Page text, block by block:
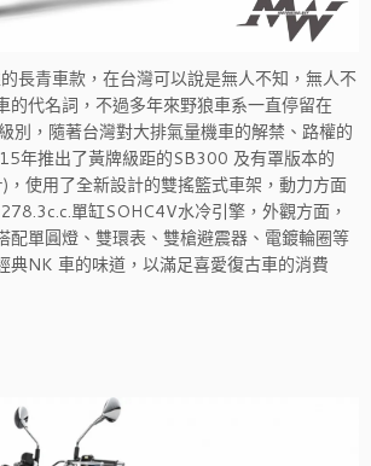
長青車款，在台灣可以說是無人不知，無人不
的代名詞，不過多年來野狼車系一直停留在
別，隨著台灣對大排氣量機車的解禁、路權的
年推出了黃牌級距的SB300 及有罩版本的
使用了全新設計的雙搖籃式車架，動力方面
單缸SOHC4V水冷引擎，外觀方面，
配單圓燈、雙環表、雙槍避震器、電鍍輪圈等
典NK 車的味道，以滿足喜愛復古車的消費